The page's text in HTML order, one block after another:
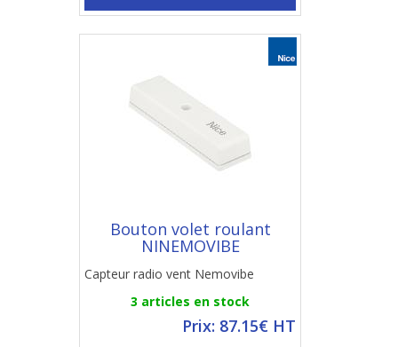
Bouton volet roulant
NINEMOVIBE
Capteur radio vent Nemovibe
3 articles en stock
Prix: 87.15€ HT